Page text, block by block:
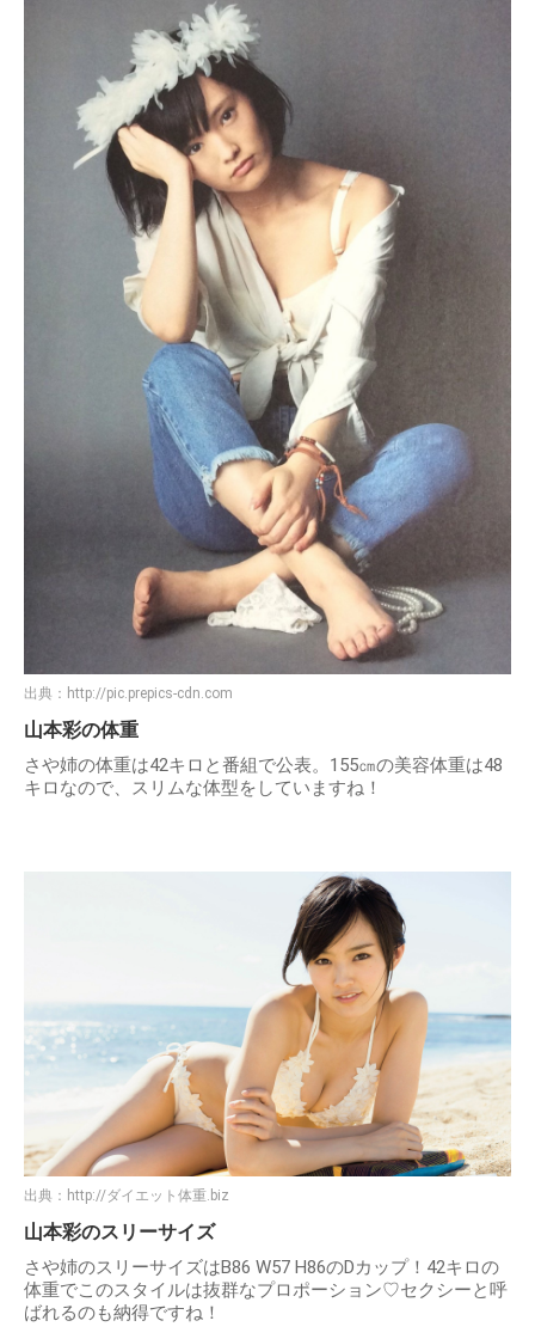
出典： http://pic.prepics-cdn.com
山本彩の体重
さや姉の体重は42キロと番組で公表。155㎝の美容体重は48
キロなので、スリムな体型をしていますね！
出典： http://ダイエット体重.biz
山本彩のスリーサイズ
さや姉のスリーサイズはB86 W57 H86のDカップ！42キロの
体重でこのスタイルは抜群なプロポーション♡セクシーと呼
ばれるのも納得ですね！